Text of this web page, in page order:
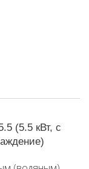
(5.5 кВт, с